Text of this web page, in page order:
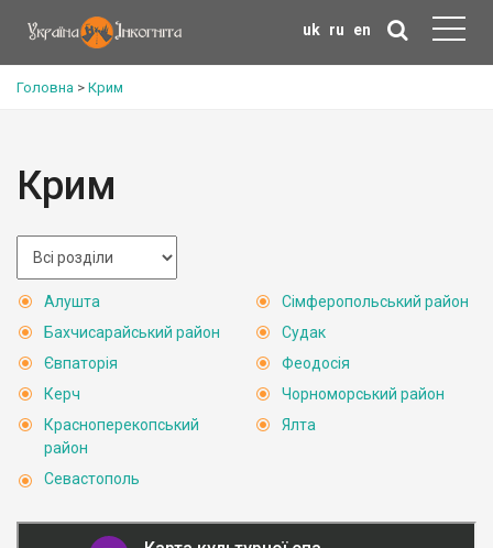
uk ru en
Головна > Крим
Крим
Алушта
Бахчисарайський район
Євпаторія
Керч
Красноперекопський
район
Севастополь
Сімферопольський район
Судак
Феодосія
Чорноморський район
Ялта